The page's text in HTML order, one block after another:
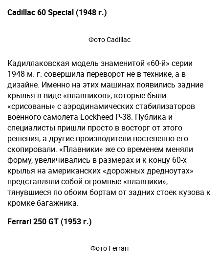
Cadillac 60 Special (1948 г.)
Фото Cadillac
Кадиллаковская модель знаменитой «60-й» серии
1948 м. г. совершила переворот не в технике, а в
дизайне. Именно на этих машинах появились задние
крылья в виде «плавников», которые были
«срисованы» с аэродинамических стабилизаторов
военного самолета Lockheed P-38. Публика и
специалисты пришли просто в восторг от этого
решения, а другие производители постепенно его
скопировали. «Плавники» же со временем меняли
форму, увеличивались в размерах и к концу 60-х
крылья на американских «дорожных дредноутах»
представляли собой огромные «плавники»,
тянувшиеся по обоим бортам от задних стоек кузова к
кромке багажника.
Ferrari 250 GT (1953 г.)
Фото Ferrari